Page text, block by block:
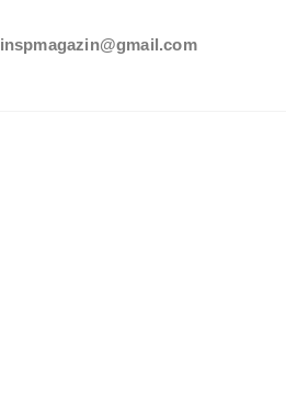
inspmagazin@gmail.com